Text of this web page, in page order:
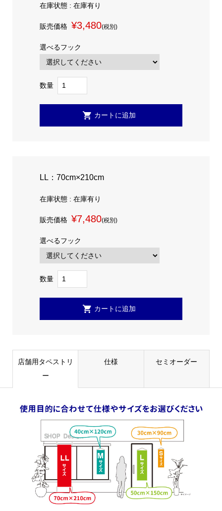
在庫状態 : 在庫有り
販売価格 ¥3,480(税別)
選べるフック
数量
LL：70cm×210cm
在庫状態 : 在庫有り
販売価格 ¥7,480(税別)
選べるフック
数量
店舗用タペストリ
ー
仕様 セミオーダー